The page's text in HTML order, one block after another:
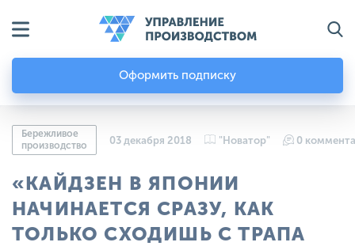
Оформить подписку
Бережливое
производство
03 декабря 2018 "Новатор" 0
«КАЙДЗЕН В ЯПОНИИ
НАЧИНАЕТСЯ СРАЗУ, КАК
ТОЛЬКО СХОДИШЬ С ТРАПА